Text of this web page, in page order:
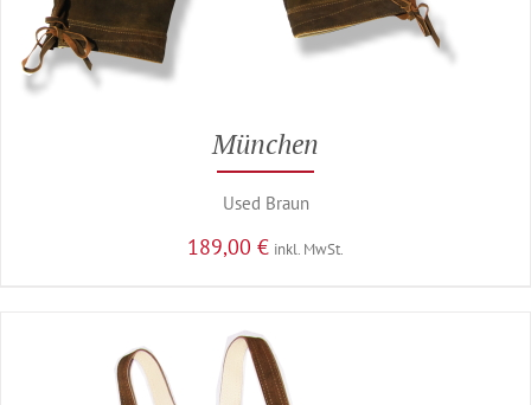
München
Used Braun
189,00 € inkl. MwSt.